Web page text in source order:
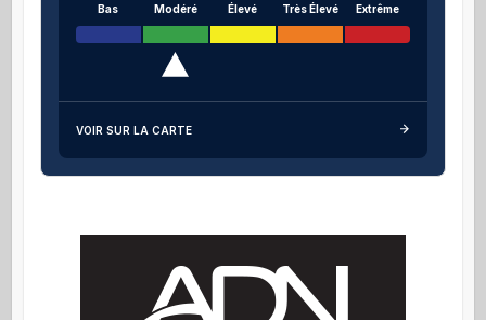
Bas Modéré Élevé Très Élevé Extrême
VOIR SUR LA CARTE